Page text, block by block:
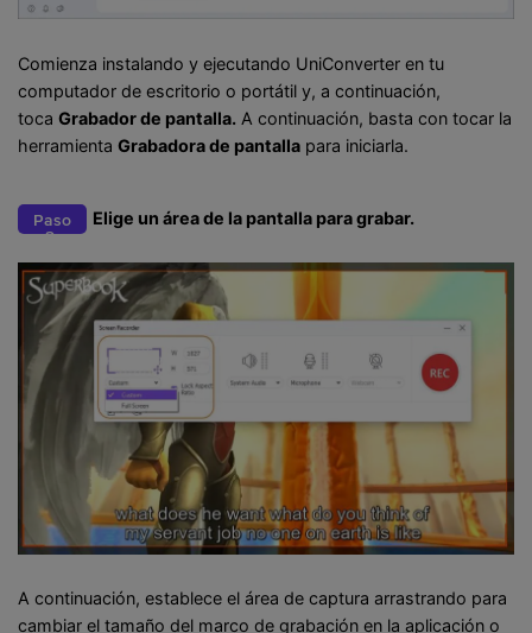
Comienza instalando y ejecutando UniConverter en tu
computador de escritorio o portátil y, a continuación,
toca Grabador de pantalla. A continuación, basta con tocar la
herramienta Grabadora de pantalla para iniciarla.
Paso
2
Elige un área de la pantalla para grabar.
A continuación, establece el área de captura arrastrando para
cambiar el tamaño del marco de grabación en la aplicación o